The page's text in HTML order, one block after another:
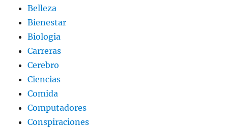
Belleza
Bienestar
Biologia
Carreras
Cerebro
Ciencias
Comida
Computadores
Conspiraciones